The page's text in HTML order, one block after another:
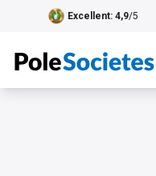
Excellent: 4,9/5